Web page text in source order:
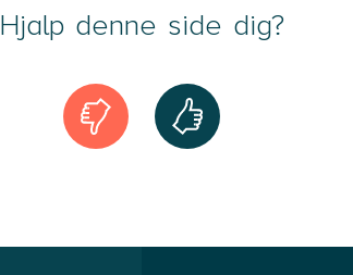
Hjalp denne side dig?